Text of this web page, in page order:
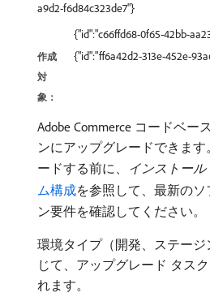
a9d2-f6d84c323de7"}
作成
対
象：
{"id":"c66ffd68-0f65-42bb-
{"id":"ff6a42d2-313e-452e-
Adobe Commerce コードベー
ンにアップグレードできま
ードする前に、 インストール
ム構成を参照して、最新の
ン要件を確認してください。
環境タイプ（開発、ステー
じて、アップグレード タス
れます。